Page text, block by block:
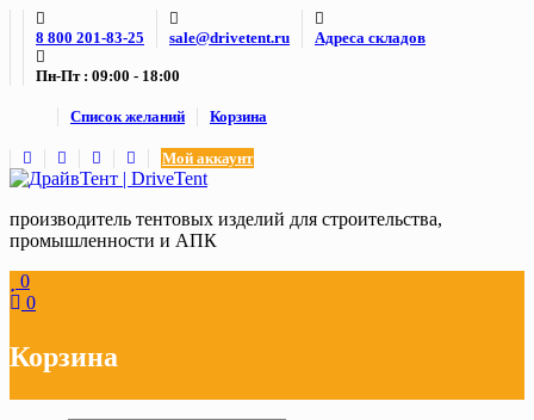
Skip
content
8 800 201-83-25 sale@drivetent.ru Адреса складов
Пн-Пт : 09:00 - 18:00
Список желаний Корзина
Мой аккаунт
производитель тентовых изделий для строительства,
промышленности и АПК
0
0
Корзина